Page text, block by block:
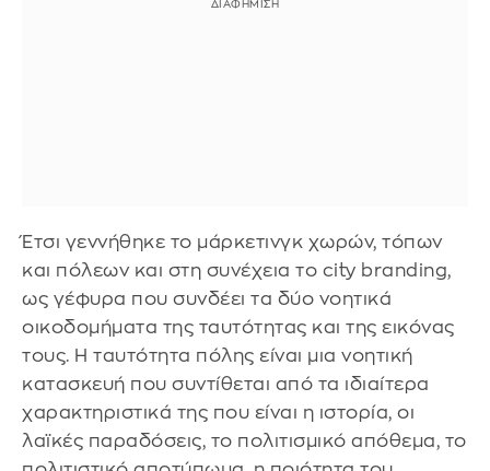
Έτσι γεννήθηκε το μάρκετινγκ χωρών, τόπων
και πόλεων και στη συνέχεια το city branding,
ως γέφυρα που συνδέει τα δύο νοητικά
οικοδομήματα της ταυτότητας και της εικόνας
τους. Η ταυτότητα πόλης είναι μια νοητική
κατασκευή που συντίθεται από τα ιδιαίτερα
χαρακτηριστικά της που είναι η ιστορία, οι
λαϊκές παραδόσεις, το πολιτισμικό απόθεμα, το